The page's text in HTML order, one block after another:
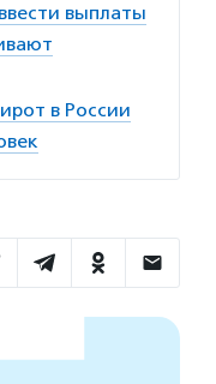
выплаты
в России